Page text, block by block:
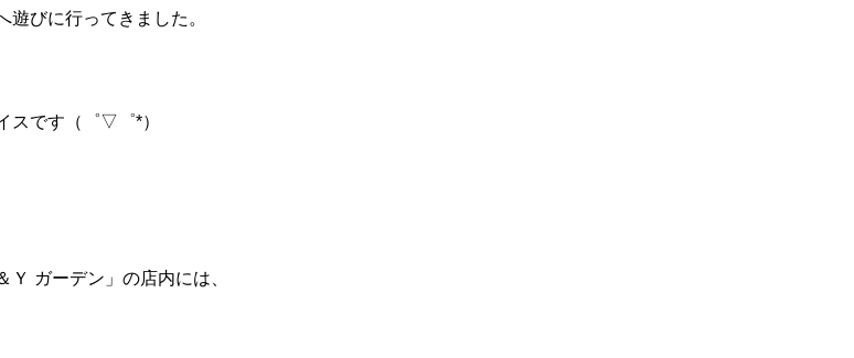
びに行ってきました。
スです（゜▽゜*）
ガーデン」の店内には、